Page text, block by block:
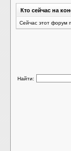
Кто сейчас на
Сейчас этот форум
Найти: